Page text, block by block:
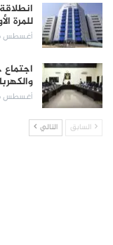
للمرة
أغسطس 6, 2026
اجتماع
أغسطس 6, 2026
السابق التالي